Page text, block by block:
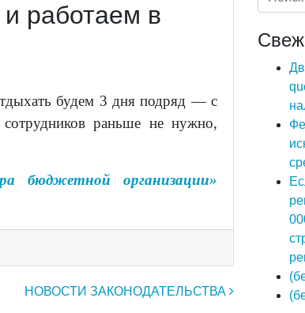
работаем в
будем 3 дня подряд — с
раньше не нужно,
бюджетной организации»
НОВОСТИ ЗАКОНОДАТЕЛЬСТВА